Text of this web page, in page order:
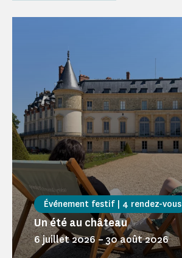
Événement festif | 4 rendez-vous
Un été au château
6 juillet 2026–30 août 2026